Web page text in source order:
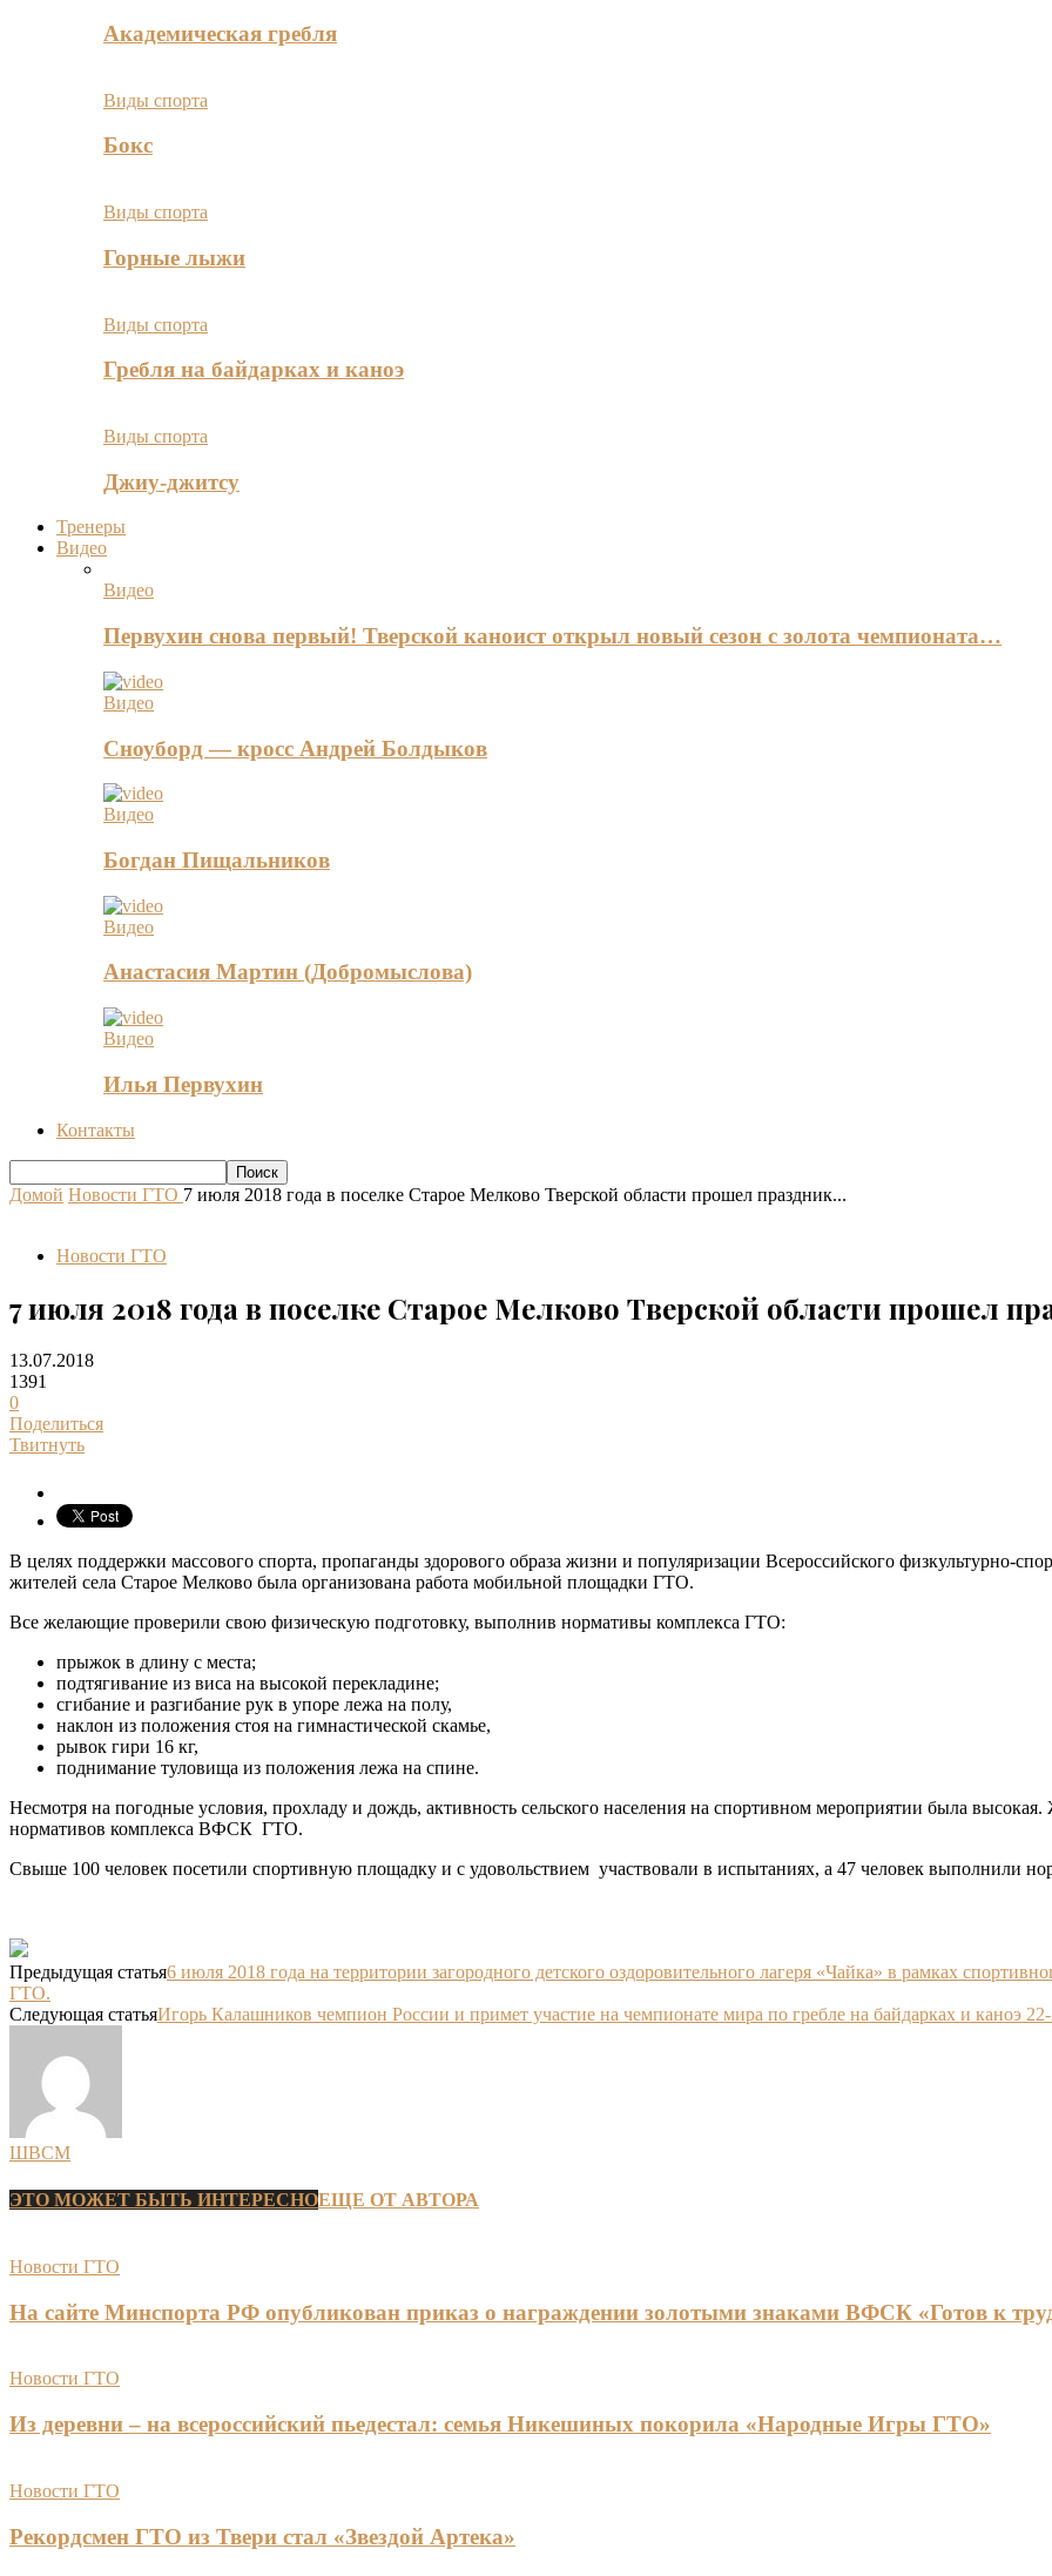
Академическая гребля
Виды спорта
Бокс
Виды спорта
Горные лыжи
Виды спорта
Гребля на байдарках и каноэ
Виды спорта
Джиу-джитсу
Тренеры
Видео
Видео
Первухин снова первый! Тверской каноист открыл новый сезон с золота чемпионата…
Видео
Сноуборд — кросс Андрей Болдыков
Видео
Богдан Пищальников
Видео
Анастасия Мартин (Добромыслова)
Видео
Илья Первухин
Контакты
Домой Новости ГТО 7 июля 2018 года в поселке Старое Мелково Тверской области прошел праздник...
Новости ГТО
7 июля 2018 года в поселке Старое Мелково Тверской области прошел
13.07.2018
1391
0
Поделиться
Твитнуть
В целях поддержки массового спорта, пропаганды здорового образа жизни и популяризации Всероссийского физкультурно-
жителей села Старое Мелково была организована работа мобильной площадки ГТО.
Все желающие проверили свою физическую подготовку, выполнив нормативы комплекса ГТО:
прыжок в длину с места;
подтягивание из виса на высокой перекладине;
сгибание и разгибание рук в упоре лежа на полу,
наклон из положения стоя на гимнастической скамье,
рывок гири 16 кг,
поднимание туловища из положения лежа на спине.
Несмотря на погодные условия, прохладу и дождь, активность сельского населения на спортивном мероприятии была
нормативов комплекса ВФСК ГТО.
Свыше 100 человек посетили спортивную площадку и с удовольствием участвовали в испытаниях, а 47 человек выполнили
Предыдущая статья6 июля 2018 года на территории загородного детского оздоровительного лагеря «Чайка» в рамках
ГТО.
Следующая статьяИгорь Калашников чемпион России и примет участие на чемпионате мира по гребле на байдарках и каноэ
ШВСМ
ЭТО МОЖЕТ БЫТЬ ИНТЕРЕСНОЕЩЕ ОТ АВТОРА
Новости ГТО
На сайте Минспорта РФ опубликован приказ о награждении золотыми знаками ВФСК «Готов к
Новости ГТО
Из деревни – на всероссийский пьедестал: семья Никешиных покорила «Народные Игры ГТО»
Новости ГТО
Рекордсмен ГТО из Твери стал «Звездой Артека»